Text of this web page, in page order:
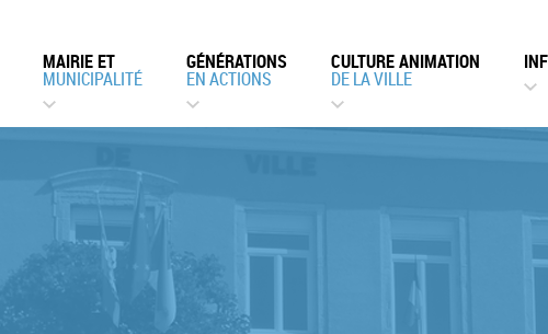
MAIRIE ET
MUNICIPALITÉ
GÉNÉRATIONS
EN ACTIONS
CULTURE ANIMATION
DE LA VILLE